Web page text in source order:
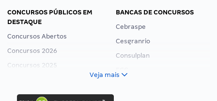
CONCURSOS PÚBLICOS EM
DESTAQUE
Concursos Abertos
Concursos 2026
Concursos 2025
Concurso Ibama
BANCAS DE CONCURSOS
Cebraspe
Cesgranrio
Consulplan
Veja mais